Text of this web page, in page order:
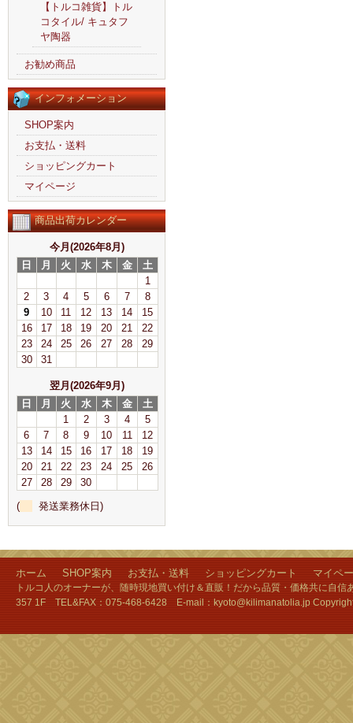
【トルコ雑貨】トル
コタイル/ キュタフ
ヤ陶器
お勧め商品
インフォメーション
SHOP案内
お支払・送料
ショッピングカート
マイページ
商品出荷カレンダー
今月(2026年8月)
日
月 火 水 木 金
土
1
2
3 4 5 6 7
8
9
10 11 12 13 14
15
16
17 18 19 20 21
22
23
24 25 26 27 28
29
30
31
翌月(2026年9月)
日
月 火 水 木 金
土
1
2 3 4
5
6
7 8 9 10 11
12
13
14 15 16 17 18
19
20
21 22 23 24 25
26
27
28 29
30
(
発送業務休日)
ホーム SHOP案内 お支払・送料 ショッピングカート マイペ
トルコ人のオーナーが、随時現地買い付け＆直販！だから品質・価格共に自
357 1F TEL&FAX：075-468-6428 E-mail：kyoto@kilimanatolia.jp